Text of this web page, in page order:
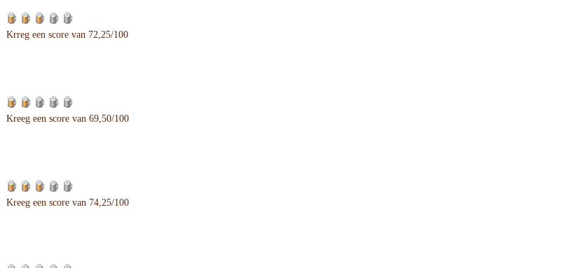
Krreg een score van 72,25/100
Kreeg een score van 69,50/100
Kreeg een score van 74,25/100